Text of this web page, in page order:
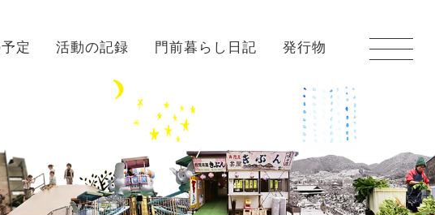
定 活動の記録 門前暮らし日記 発行物